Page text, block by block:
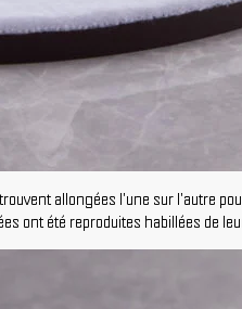
allongées l'une sur l'autre
ont été reproduites habillées de